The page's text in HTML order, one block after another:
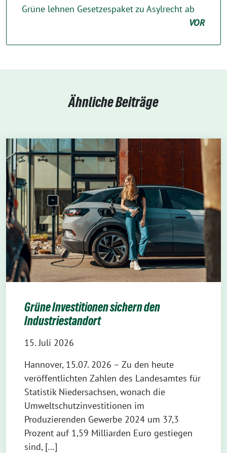
Grüne lehnen Gesetzespaket zu Asylrecht ab
VOR
Ähnliche Beiträge
Grüne Investitionen sichern den
Industriestandort
15. Juli 2026
Hannover, 15.07. 2026 – Zu den heute
veröffentlichten Zahlen des Landesamtes für
Statistik Niedersachsen, wonach die
Umweltschutzinvestitionen im
Produzierenden Gewerbe 2024 um 37,3
Prozent auf 1,59 Milliarden Euro gestiegen
sind, […]